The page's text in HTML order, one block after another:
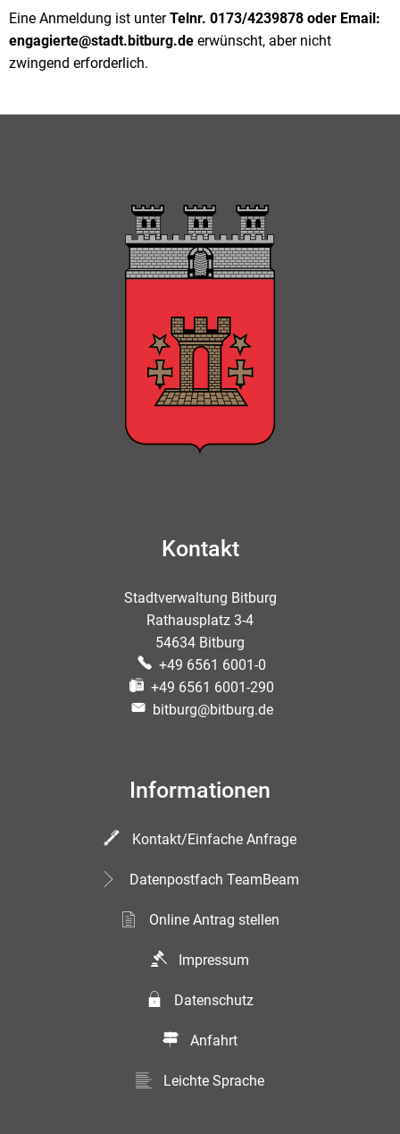
Eine Anmeldung ist unterTelnr. 0173/4239878 oder Email:
engagierte@stadt.bitburg.de erwünscht, aber nicht
zwingend erforderlich.
Kontakt
Stadtverwaltung Bitburg
Rathausplatz 3-4
54634 Bitburg
+49 6561 6001-0
+49 6561 6001-290
bitburg@bitburg.de
Informationen
Kontakt/Einfache Anfrage
Datenpostfach TeamBeam
Online Antrag stellen
Impressum
Datenschutz
Anfahrt
Leichte Sprache